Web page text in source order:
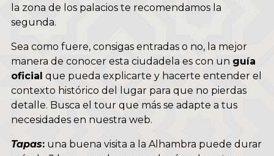
la zona de los palacios te recomendamos la
segunda.
Sea como fuere, consigas entradas o no, la mejor
manera de conocer esta ciudadela es con un guía
oficial que pueda explicarte y hacerte entender el
contexto histórico del lugar para que no pierdas
detalle. Busca el tour que más se adapte a tus
necesidades en nuestra web.
Tapas: una buena visita a la Alhambra puede durar